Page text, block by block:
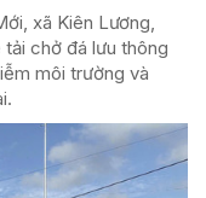
xã Kiên Lương,
chở đá lưu thông
môi trường và